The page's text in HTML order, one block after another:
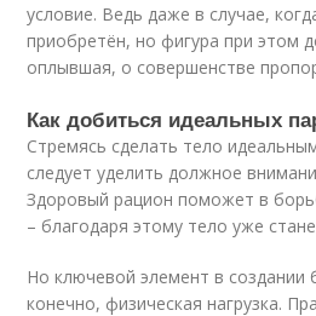
условие. Ведь даже в случае,
приобретён, но фигура при этом
оплывшая, о совершенстве
Как добиться идеальных
Стремясь сделать тело
следует уделить должное
Здоровый рацион поможет в
– благодаря этому тело уже
Но ключевой элемент в создании
конечно, физическая нагрузка.